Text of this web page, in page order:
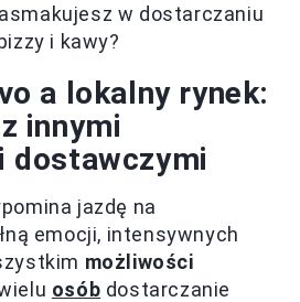
w dostarczaniu
i kawy?
a lokalny rynek:
innymi
dostawczymi
jazdę na
emocji, intensywnych
możliwości
osób dostarczanie